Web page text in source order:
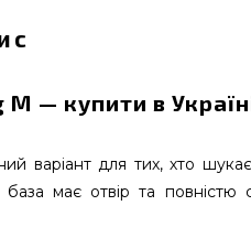
— купити в
варіант для тих, хто
має отвір та повністю